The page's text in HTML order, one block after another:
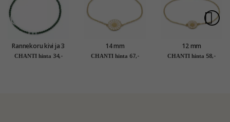
Rannekoru kivi ja 3
hematite - Loom
CHANTI hinta 34,-
14 mm
päivänkakkara
CHANTI hinta 67,-
12 mm
päivänkakkara
CHANTI hinta 58,-